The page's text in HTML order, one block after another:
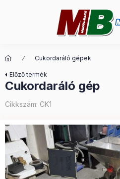
Cukordaráló gépek
Előző termék
Cukordaráló gép
Cikkszám: CK1